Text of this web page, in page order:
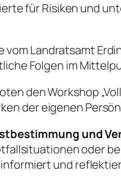
für Risiken und
Landratsamt
Folgen im
den Workshop
der eigenen
und
oder
und